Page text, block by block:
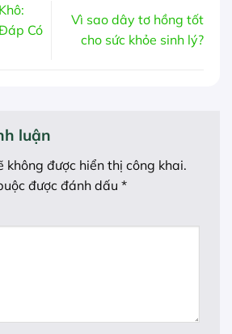
Có
Vì sao dây tơ hồng tốt
cho sức khỏe sinh lý?
luận
không được hiển thị công khai.
được đánh dấu *